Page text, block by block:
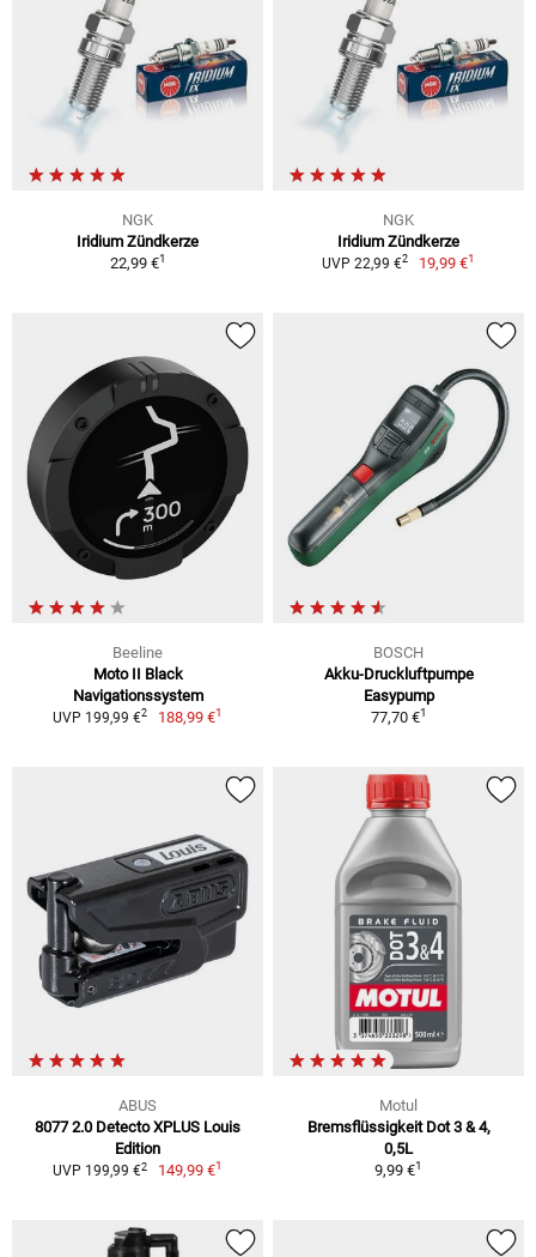
NGK
Iridium Zündkerze
22,99 €1
NGK
Iridium Zündkerze
UVP 22,99 €2 19,99 €1
Beeline
Moto II Black
Navigationssystem
UVP 199,99 €2 188,99 €1
BOSCH
Akku-Druckluftpumpe
Easypump
77,70 €1
ABUS
8077 2.0 Detecto XPLUS Louis
Edition
UVP 199,99 €2 149,99 €1
Motul
Bremsflüssigkeit Dot 3 & 4,
0,5L
9,99 €1